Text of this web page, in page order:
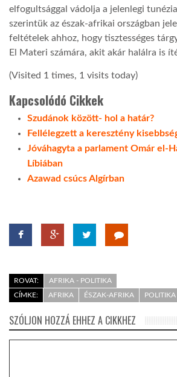
GLOBOZSARU
DOBRAVERO.HU
LATIMO.HU
GLOBOBOOK
elfogultsággal vádolja a jelenlegi
szerintük az észak-afrikai országban
feltételek ahhoz, hogy tisztességes
El Materi számára, akit akár halálra is
(Visited 1 times, 1 visits today)
Kapcsolódó Cikkek
Szudánok között- hol a határ?
Fellélegzett a keresztény
Jóváhagyta a parlament Omár el-
Líbiában
Azawad csúcs Algírban
ROVAT:
AFRIKA - POLITIKA
CÍMKE:
AFRIKA ÉSZAK-AFRIKA POLITIKA
SZÓLJON HOZZÁ EHHEZ A CIKKHEZ